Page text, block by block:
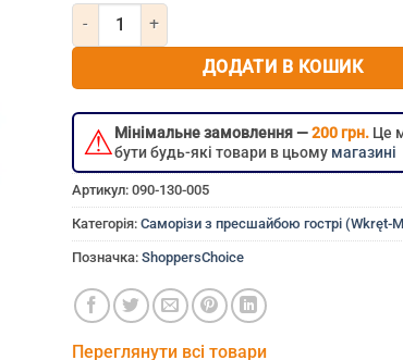
Кількість Саморіз з пресшайбою 4.2х32
ДОДАТИ В КОШИК
⚠Мінімальне замовлення —200 грн. Це
бути будь-які товари в цьому магазині
Артикул: 090-130-005
Категорія: Саморізи з пресшайбою гострі (Wkręt-
Позначка: ShoppersChoice
Переглянути всі товари